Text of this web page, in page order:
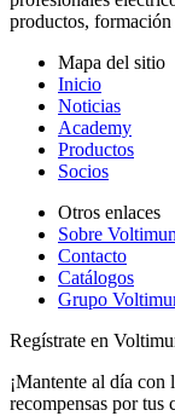
productos, formación
Mapa del sitio
Inicio
Noticias
Academy
Productos
Socios
Otros enlaces
Sobre
Contacto
Catálogos
Grupo
Regístrate en
¡Mantente al día con
recompensas por tus